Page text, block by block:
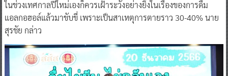
ในช่วงเทศกาลปีใหม่เองก็ควรเฝ้าระวังอย่างยิ่งในเรื่องของการดื่ม
แอลกอฮอล์แล้วมาขับขี่ เพราะเป็นสาเหตุการตายราว 30-40% นาย
สุรชัย กล่าว